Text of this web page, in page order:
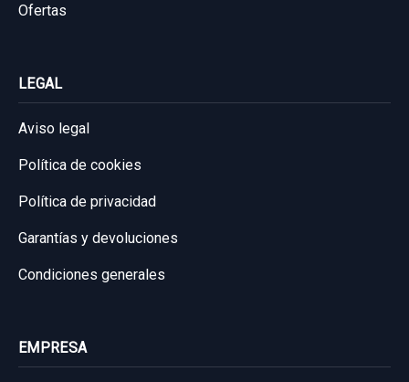
KIA CARNIVAL 2.9 CRDI VGT ACTIVE
Garantía 1 año
Ofertas
LEGAL
Aviso legal
Política de cookies
Política de privacidad
Garantías y devoluciones
Condiciones generales
EMPRESA